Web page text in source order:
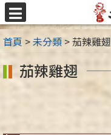
跳
至
主
要
內
容
首頁 >未分類 >茄辣雞翅
茄辣雞翅
選
單